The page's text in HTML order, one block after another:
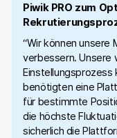
Piwik PRO zum
“Wir können unsere
verbessern. Unsere
benötigten eine
für bestimmte
die höchste
sicherlich die